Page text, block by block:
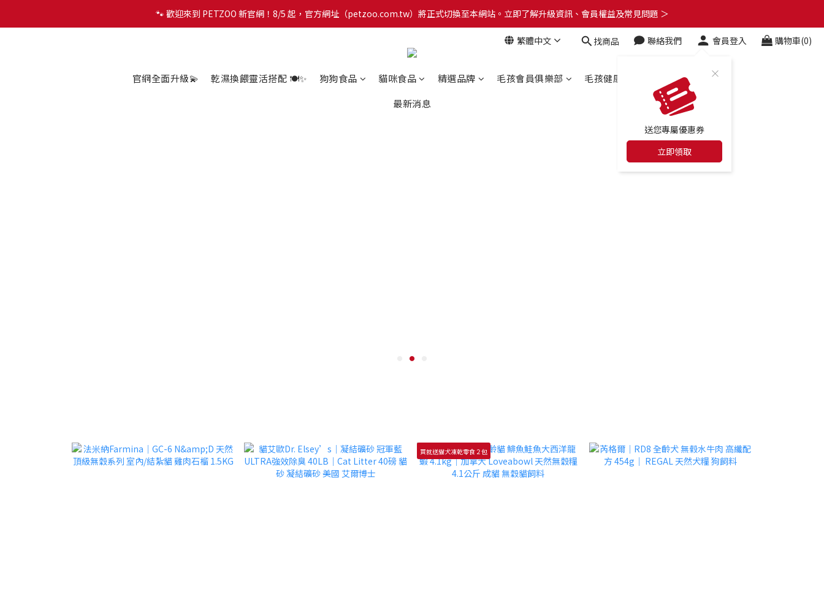
🐾 歡迎來到 PETZOO 新官網！8/5 起，官方網址（petzoo.com.tw）將正式切換至本網站。立即了解升級資訊、會員權益及常見問題 ＞
🐾 歡迎來到 PETZOO 新官網！8/5 起，官方網址（petzoo.com.tw）將正式切換至本網站。立即了解升級資訊、會員權益及常見問題 ＞
✨【新朋友見面禮】現在註冊即領 $100 購物金！全館滿 $1,500 享免運優惠 🎁
繁體中文 找商品 聯絡我們 會員登入
送您專屬優惠券
立即領取
購物車(0)
官網全面升級💫 乾濕換餵靈活搭配 🍽️✨ 狗狗食品 貓咪食品 精選品牌 毛孩會員俱樂部 毛孩健康百科
合作店家
最新消息
買就送貓犬凍乾零食２包